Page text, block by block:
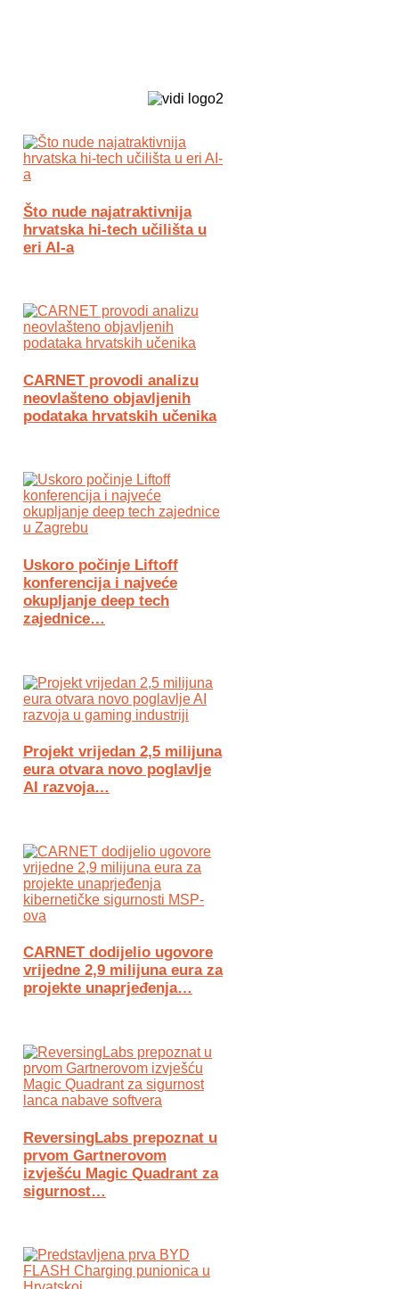
Što nude najatraktivnija
hrvatska hi-tech učilišta u
eri AI-a
CARNET provodi analizu
neovlašteno objavljenih
podataka hrvatskih učenika
Uskoro počinje Liftoff
konferencija i najveće
okupljanje deep tech
zajednice…
Projekt vrijedan 2,5 milijuna
eura otvara novo poglavlje
AI razvoja…
CARNET dodijelio ugovore
vrijedne 2,9 milijuna eura za
projekte unaprjeđenja…
ReversingLabs prepoznat u
prvom Gartnerovom
izvješću Magic Quadrant za
sigurnost…